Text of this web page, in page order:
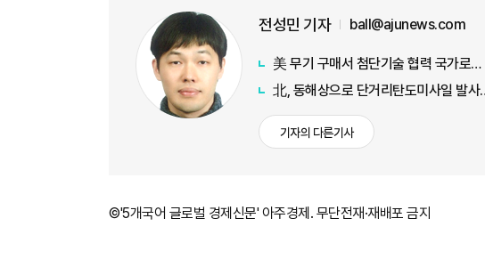
전성민 기자 ball@ajunews.com
美 무기 구매서 첨단기술 협력 국가로
北, 동해상으로 단거리탄도미사일 발
기자의 다른기사
©'5개국어 글로벌 경제신문' 아주경제. 무단전재·재배포 금지